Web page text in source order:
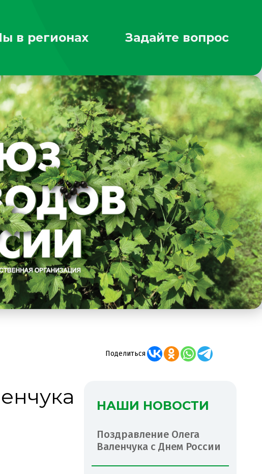
в регионах Задайте вопрос
Поделиться
НАШИ НОВОСТИ
Поздравление Олега
Валенчука с Днем России